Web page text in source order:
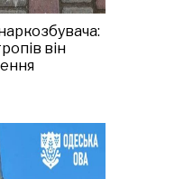
він